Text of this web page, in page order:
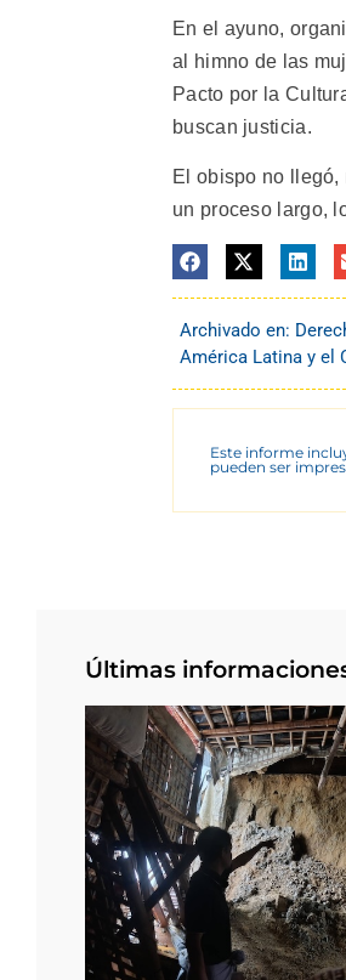
En el ayuno,
al himno de las
Pacto por la
buscan justicia.
El obispo no
un proceso largo,
Archivado en:
América Latina y el
Este informe
pueden ser
Últimas